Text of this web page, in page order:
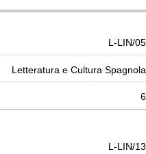
L-LIN/05
Letteratura e Cultura Spagnola
6
L-LIN/13